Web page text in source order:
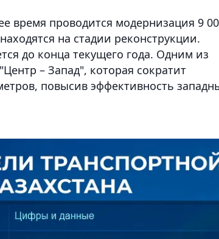
время проводится модернизация 9
на стадии реконструкции.
до конца текущего года. Одним из
– Запад", которая сократит
повысив эффективность